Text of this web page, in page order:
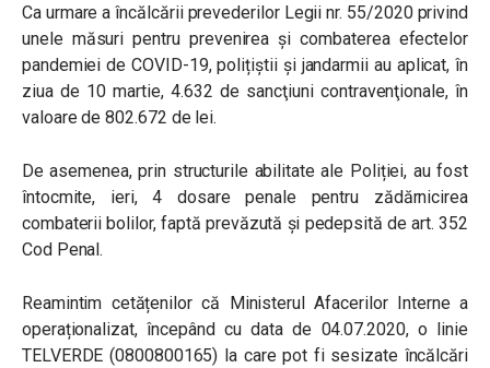
Ca urmare a încălcării prevederilor Legii nr. 55/2020 privind
unele măsuri pentru prevenirea și combaterea efectelor
pandemiei de COVID-19, polițiștii și jandarmii au aplicat, în
ziua de 10 martie, 4.632 de sancţiuni contravenţionale, în
valoare de 802.672 de lei.
De asemenea, prin structurile abilitate ale Poliției, au fost
întocmite, ieri, 4 dosare penale pentru zădărnicirea
combaterii bolilor, faptă prevăzută și pedepsită de art. 352
Cod Penal.
Reamintim cetățenilor că Ministerul Afacerilor Interne a
operaționalizat, începând cu data de 04.07.2020, o linie
TELVERDE (0800800165) la care pot fi sesizate încălcări